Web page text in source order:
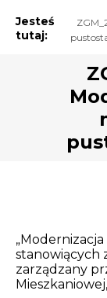
Jesteś
tutaj:
stanowiących
zarządzany